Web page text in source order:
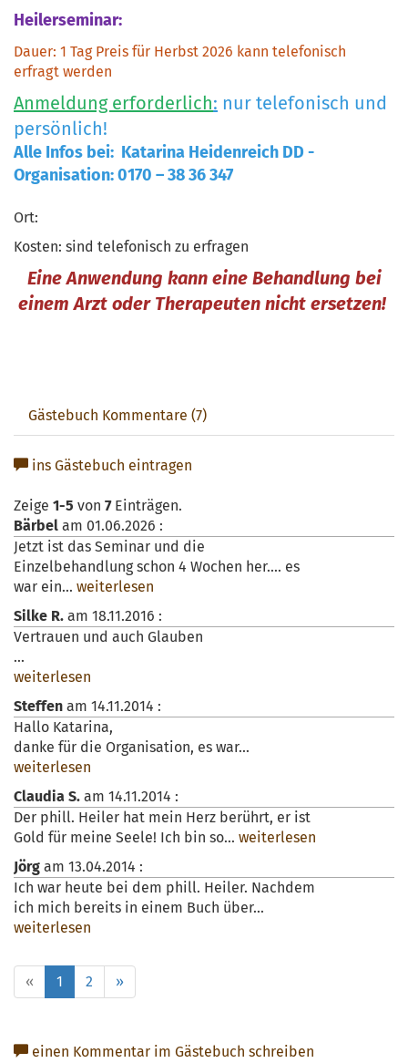
Heilerseminar:
Dauer: 1 Tag Preis für Herbst 2026 kann telefonisch
erfragt werden
Anmeldung erforderlich: nur telefonisch und
persönlich!
Alle Infos bei: Katarina Heidenreich DD -
Organisation: 0170 – 38 36 347
Ort:
Kosten: sind telefonisch zu erfragen
Eine Anwendung kann eine Behandlung bei
einem Arzt oder Therapeuten nicht ersetzen!
Gästebuch Kommentare (7)
ins Gästebuch eintragen
Zeige 1-5 von 7Einträgen.
Bärbel am 01.06.2026 :
Jetzt ist das Seminar und die
Einzelbehandlung schon 4 Wochen her.... es
war ein... weiterlesen
Silke R. am 18.11.2016 :
Vertrauen und auch Glauben
...
weiterlesen
Steffen am 14.11.2014 :
Hallo Katarina,
danke für die Organisation, es war...
weiterlesen
Claudia S. am 14.11.2014 :
Der phill. Heiler hat mein Herz berührt, er ist
Gold für meine Seele! Ich bin so... weiterlesen
Jörg am 13.04.2014 :
Ich war heute bei dem phill. Heiler. Nachdem
ich mich bereits in einem Buch über...
weiterlesen
« 1 2 »
einen Kommentar im Gästebuch schreiben